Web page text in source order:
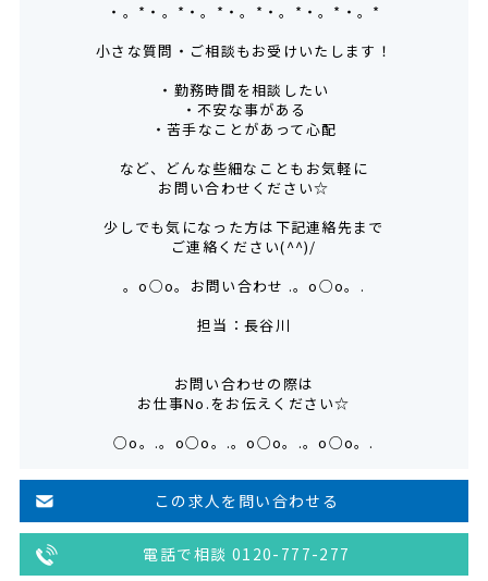
・。*・。*・。*・。*・。*・。*・。*
小さな質問・ご相談もお受けいたします！
・勤務時間を相談したい
・不安な事がある
・苦手なことがあって心配
など、どんな些細なこともお気軽に
お問い合わせください☆
少しでも気になった方は下記連絡先まで
ご連絡ください(^^)/
。o○o。お問い合わせ .。o○o。.
担当：長谷川
お問い合わせの際は
お仕事No.をお伝えください☆
○o。.。o○o。.。o○o。.。o○o。.
この求人を問い合わせる
電話で相談 0120-777-277